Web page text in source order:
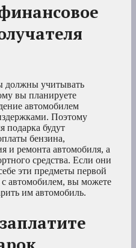
должны учитывать
вы планируете
автомобилем
Поэтому
подарка будут
бензина,
и ремонта автомобиля, а
средства. Если они
эти предметы первой
автомобилем, вы можете
им автомобиль.